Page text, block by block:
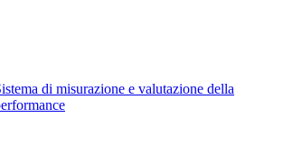
di misurazione e valutazione della